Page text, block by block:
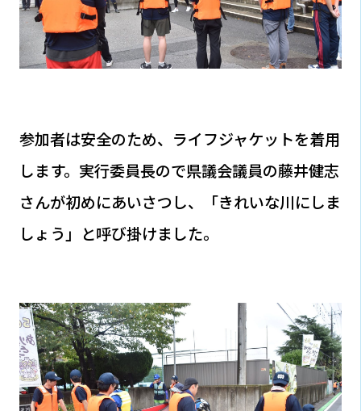
参加者は安全のため、ライフジャケットを着用
します。実行委員長ので県議会議員の藤井健志
さんが初めにあいさつし、「きれいな川にしま
しょう」と呼び掛けました。